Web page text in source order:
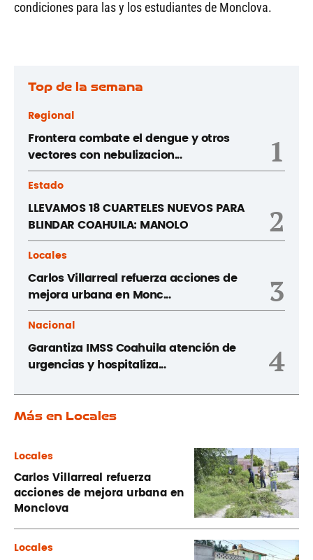
condiciones para las y los estudiantes de Monclova.
Top de la semana
Regional
Frontera combate el dengue y otros
vectores con nebulizacion...
1
Estado
LLEVAMOS 18 CUARTELES NUEVOS PARA
BLINDAR COAHUILA: MANOLO
2
Locales
Carlos Villarreal refuerza acciones de
mejora urbana en Monc...
3
Nacional
Garantiza IMSS Coahuila atención de
urgencias y hospitaliza...
4
Más en Locales
Locales
Carlos Villarreal refuerza
acciones de mejora urbana en
Monclova
Locales